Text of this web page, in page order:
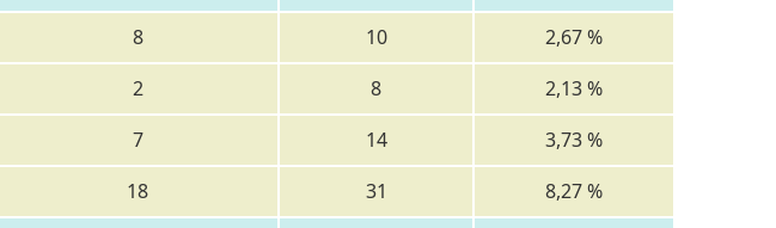
8 10
2,67 %
2 8
2,13 %
7 14
3,73 %
18 31
8,27 %